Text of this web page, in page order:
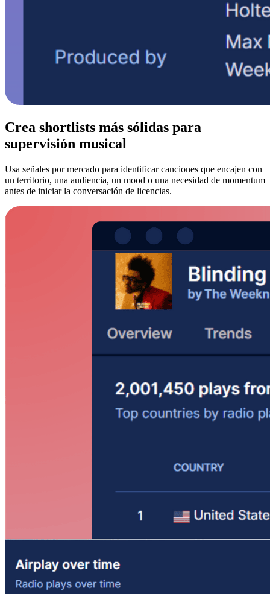
Crea shortlists más sólidas para
supervisión musical
Usa señales por mercado para identificar canciones que encajen con
un territorio, una audiencia, un mood o una necesidad de momentum
antes de iniciar la conversación de licencias.